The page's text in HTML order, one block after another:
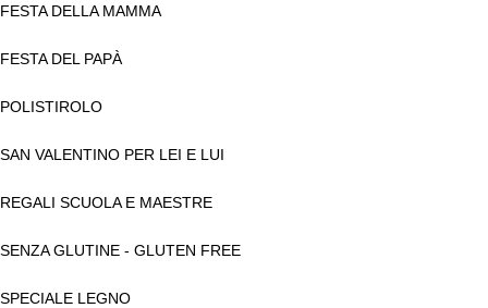
FESTA DELLA MAMMA
FESTA DEL PAPÀ
POLISTIROLO
SAN VALENTINO PER LEI E LUI
REGALI SCUOLA E MAESTRE
SENZA GLUTINE - GLUTEN FREE
SPECIALE LEGNO